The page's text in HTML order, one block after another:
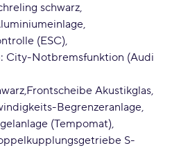
schwarz
(ESC)
City-Notbremsfunktion (Audi
Frontscheibe Akustikglas
Begrenzeranlage
(Tempomat)
S-